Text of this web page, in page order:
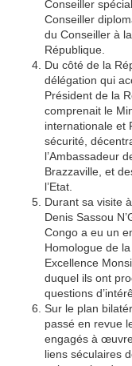
Conseiller
Conseiller
du Conseiller à
République.
Du côté de la
délégation qui
Président de la
comprenait le
internationale et
sécurité,
l’Ambassadeur
Brazzaville, et
l’Etat.
Durant sa visite
Denis Sassou
Congo a eu un
Homologue de
Excellence
duquel ils ont
questions
Sur le plan
passé en revue
engagés à
liens séculaires